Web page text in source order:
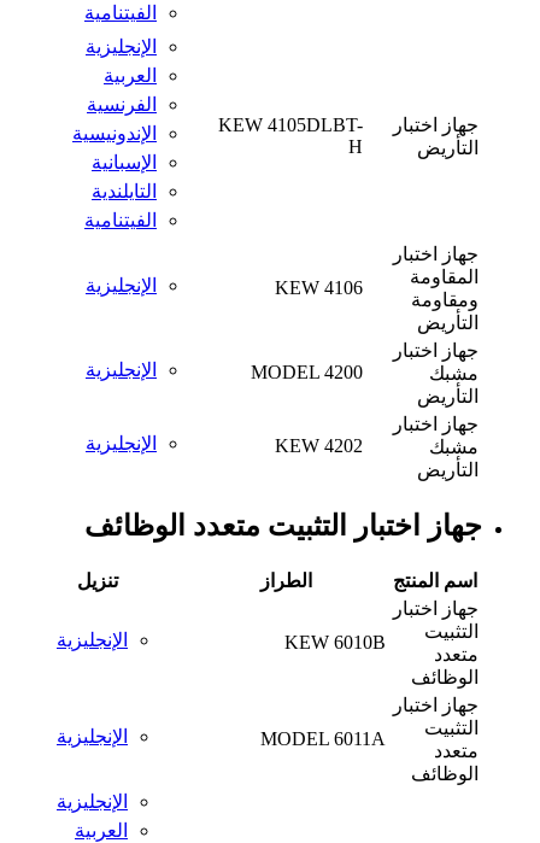
الفيتنامية
جهاز اختبار
التأريض
KEW 4105DLBT-
H
الإنجليزية
العربية
الفرنسية
الإندونيسية
الإسبانية
التايلندية
الفيتنامية
جهاز اختبار
المقاومة
ومقاومة
التأريض
KEW 4106 الإنجليزية
جهاز اختبار
مشبك
التأريض
MODEL 4200 الإنجليزية
جهاز اختبار
مشبك
التأريض
KEW 4202 الإنجليزية
جهاز اختبار التثبيت متعدد الوظائف
اسم المنتج الطراز
تنزيل
جهاز اختبار
التثبيت
متعدد
الوظائف
KEW 6010B الإنجليزية
جهاز اختبار
التثبيت
متعدد
الوظائف
MODEL 6011A الإنجليزية
الإنجليزية
العربية